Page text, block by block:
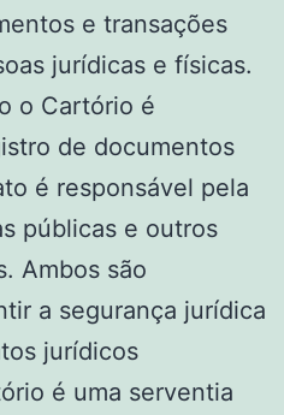
e transações
jurídicas e físicas.
o Cartório é
de documentos
é responsável pela
públicas e outros
Ambos são
a segurança jurídica
jurídicos
é uma serventia